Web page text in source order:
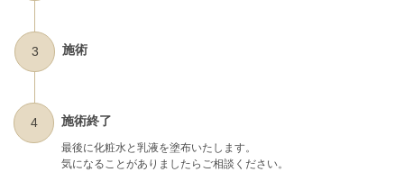
3 施術
4 施術終了
最後に化粧水と乳液を塗布いたします。
気になることがありましたらご相談ください。